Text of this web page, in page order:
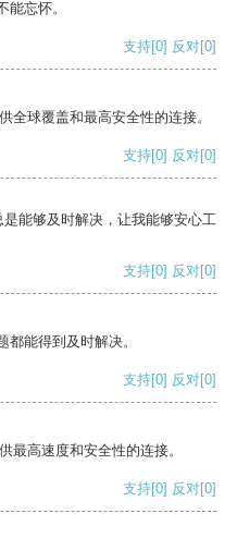
忘怀。
支持[0] 反对[0]
全球覆盖和最高安全性的连接。
支持[0] 反对[0]
能够及时解决，让我能够安心工
支持[0] 反对[0]
能得到及时解决。
支持[0] 反对[0]
最高速度和安全性的连接。
支持[0] 反对[0]